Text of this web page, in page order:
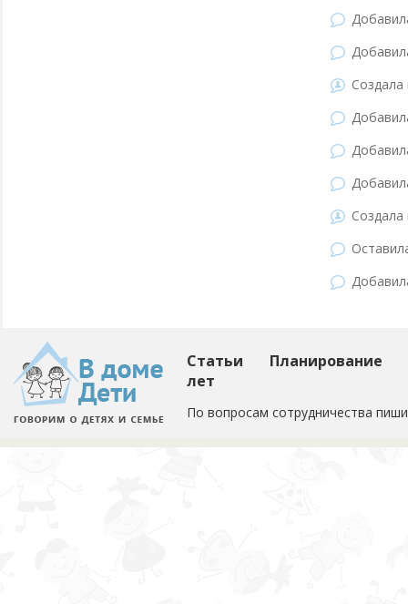
Статьи
Планирование
лет
По вопросам сотрудничества